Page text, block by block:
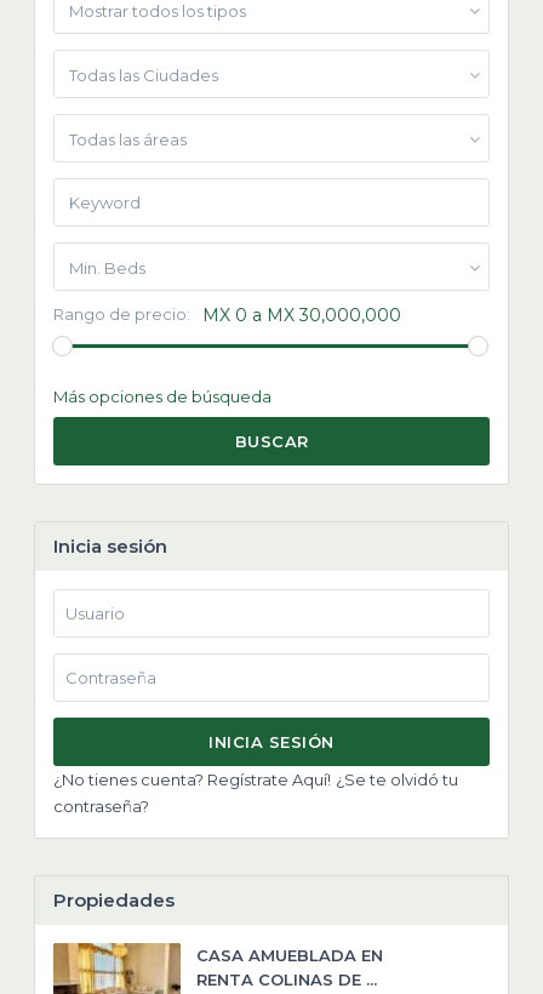
Mostrar todos los tipos
Todas las Ciudades
Todas las áreas
Min. Beds
Rango de precio: MX 0 a MX 30,000,000
Más opciones de búsqueda
BUSCAR
Inicia sesión
INICIA SESIÓN
¿No tienes cuenta? Regístrate Aquí! ¿Se te olvidó tu
contraseña?
Propiedades
CASA AMUEBLADA EN
RENTA COLINAS DE ...